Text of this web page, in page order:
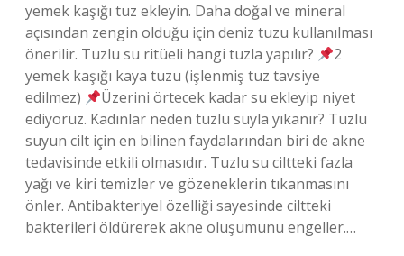
yemek kaşığı tuz ekleyin. Daha doğal ve mineral
açısından zengin olduğu için deniz tuzu kullanılması
önerilir. Tuzlu su ritüeli hangi tuzla yapılır?
2
yemek kaşığı kaya tuzu (işlenmiş tuz tavsiye
edilmez)
Üzerini örtecek kadar su ekleyip niyet
ediyoruz. Kadınlar neden tuzlu suyla yıkanır? Tuzlu
suyun cilt için en bilinen faydalarından biri de akne
tedavisinde etkili olmasıdır. Tuzlu su ciltteki fazla
yağı ve kiri temizler ve gözeneklerin tıkanmasını
önler. Antibakteriyel özelliği sayesinde ciltteki
bakterileri öldürerek akne oluşumunu engeller.…